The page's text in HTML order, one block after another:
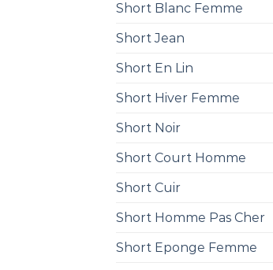
Short Blanc Femme
Short Jean
Short En Lin
Short Hiver Femme
Short Noir
Short Court Homme
Short Cuir
Short Homme Pas Cher
Short Eponge Femme